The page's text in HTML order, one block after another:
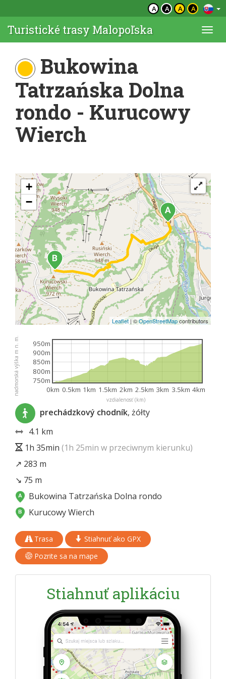
A A A A
Turistické trasy Malopoľska
Bukowina
Tatrzańska Dolna
rondo - Kurucowy
Wierch
+
−
Leaflet | ©OpenStreetMapcontributors
vzdialenosť (km)
nadmorská výška m n. m. 0km 0.5km 1km 1.5km 2km 2.5km 3km 3.5km 4km
750m
800m
850m
900m
950m
prechádzkový chodník, żółty
4.1 km
1h 35min (1h 25min w przeciwnym kierunku)
↗ 283 m
↘ 75 m
Bukowina Tatrzańska Dolna rondo
Kurucowy Wierch
Trasa
Stiahnuť ako GPX
Pozrite sa na mape
Stiahnuť aplikáciu